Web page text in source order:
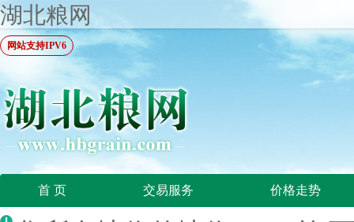
湖北粮网
网站支持IPV6
首 页 交易服务 价格走势